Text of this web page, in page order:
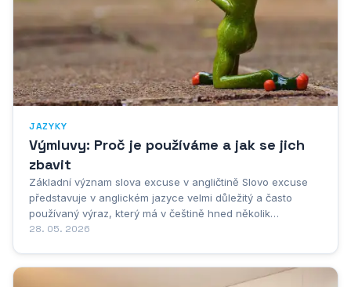
JAZYKY
Výmluvy: Proč je používáme a jak se jich
zbavit
Základní význam slova excuse v angličtině Slovo excuse
představuje v anglickém jazyce velmi důležitý a často
používaný výraz, který má v češtině hned několik
významových rovin. Základní význam slova excuse se
28. 05. 2026